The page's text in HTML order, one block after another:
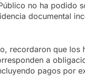
no ha podido
documental
recordaron que los
a
pagos por